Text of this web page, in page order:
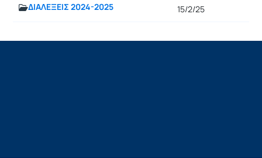
ΔΙΑΛΕΞΕΙΣ 2024-2025
15/2/25